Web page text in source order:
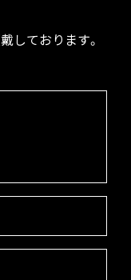
しております。